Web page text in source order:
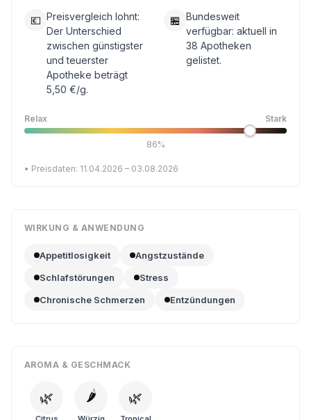
💶 Preisvergleich lohnt:
Der Unterschied
zwischen günstigster
und teuerster
Apotheke beträgt
5,50 €/g.
🏪 Bundesweit
verfügbar: aktuell in
38 Apotheken
gelistet.
Relax Stark
86%
• Preisdaten: 11.04.2026 – 03.08.2026
WIRKUNG & ANWENDUNG
Appetitlosigkeit
Angstzustände
Schlafstörungen
Stress
Chronische Schmerzen
Entzündungen
AROMA & GESCHMACK
🌿 🌶️ 🌿